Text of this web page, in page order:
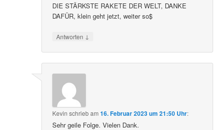
DIE STÄRKSTE RAKETE DER WELT, DANKE
DAFÜR, klein geht jetzt, weiter so$
Antworten ↓
Kevin schriebam16. Februar 2023 um 21:50 Uhr:
Sehr geile Folge. Vielen Dank.